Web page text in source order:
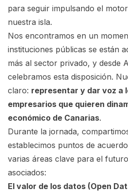
para seguir impulsando el
nuestra isla.
Nos encontramos en un
instituciones públicas se están
más al sector privado, y desde
celebramos esta disposición.
claro: representar y dar voz a
empresarios que quieren
económico de Canarias.
Durante la jornada,
establecimos puntos de
varias áreas clave para el
asociados:
El valor de los datos (Open